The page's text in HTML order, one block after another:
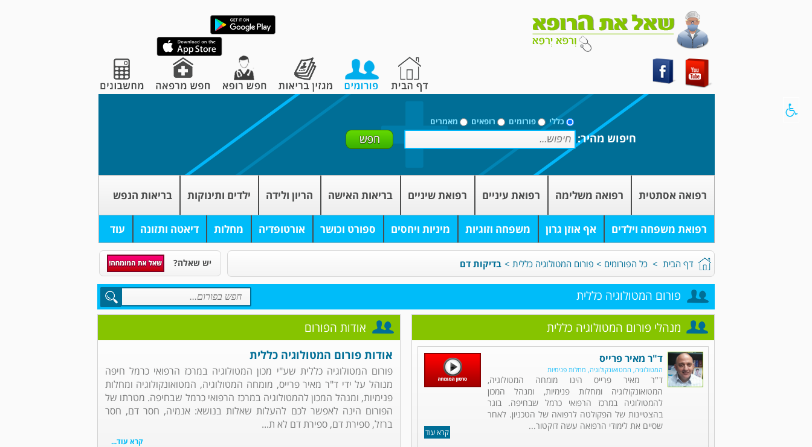
כללי פורומים רופאים מאמרים
חיפוש מהיר:
רפואה אסתטית רפואה משלימה רפואת עיניים רפואת שיניים בריאות האישה הריון ולידה ילדים ותינוקות בריאות הנפש
רפואת משפחה וילדים אף אוזן גרון משפחה וזוגיות מיניות ויחסים ספורט וכושר אורטופדיה מחלות דיאטה ותזונה עוד
דף הבית > כל הפורומים > פורום המטולוגיה כללית > בדיקות דם יש שאלה?
פורום המטולוגיה כללית
אודות הפורום
אודות פורום המטולוגיה כללית
פורום המטולוגיה כללית שע"י מכון המטולוגיה במרכז הרפואי כרמל חיפה
מנוהל על ידי ד"ר מאיר פרייס, מומחה המטולוגיה, המטואונקולוגיה ומחלות
פנימיות, ומנהל המכון להמטולוגיה במרכז הרפואי כרמל שבחיפה. מטרתו של
הפורום הינה לאפשר לכם להעלות שאלות בנושא: אנמיה, חסר דם, חסר
ברזל, ספירת דם, ספירת דם לא ת...
קרא עוד...
מנהלי פורום המטולוגיה כללית
קרא עוד
ד"ר מאיר פרייס
המטולוגיה, המטואונקולוגיה, מחלות פנימיות
ד"ר מאיר פרייס הינו מומחה המטולוגיה,
המטואונקולוגיה ומחלות פנימיות, ומנהל המכון
להמטולוגיה במרכז הרפואי כרמל שבחיפה. בוגר
בהצטיינות של הפקולטה לרפואה של הטכניון. לאחר
שסיים את לימודי הרפואה עשה דוקטור...